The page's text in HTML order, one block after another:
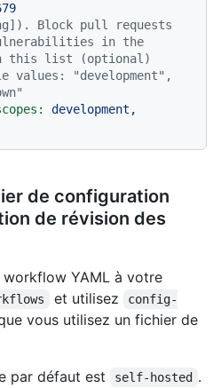
Block pull requests
in the
this list (optional)
values: "development",
development,
de configuration
de révision des
YAML à votre
et utilisez
config-
vous utilisez un fichier de
par défaut est self-hosted .